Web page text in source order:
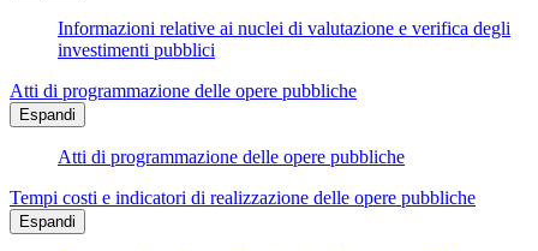
Informazioni relative ai nuclei di valutazione e verifica degli
investimenti pubblici
Atti di programmazione delle opere pubbliche
Espandi
Atti di programmazione delle opere pubbliche
Tempi costi e indicatori di realizzazione delle opere pubbliche
Espandi